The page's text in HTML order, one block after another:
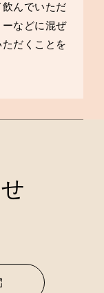
んでいただ
などに混ぜ
だくことを